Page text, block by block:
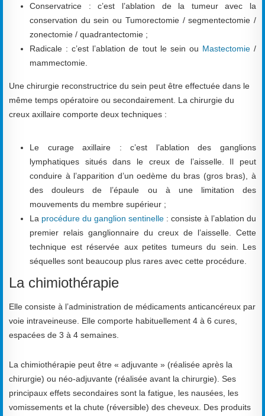
Conservatrice : c’est l’ablation de la tumeur avec la
conservation du sein ou Tumorectomie / segmentectomie /
zonectomie / quadrantectomie ;
Radicale : c’est l’ablation de tout le sein ou Mastectomie/
mammectomie.
Une chirurgie reconstructrice du sein peut être effectuée dans le
même temps opératoire ou secondairement. La chirurgie du
creux axillaire comporte deux techniques :
Le curage axillaire : c’est l’ablation des ganglions
lymphatiques situés dans le creux de l’aisselle. Il peut
conduire à l’apparition d’un oedème du bras (gros bras), à
des douleurs de l’épaule ou à une limitation des
mouvements du membre supérieur ;
La procédure du ganglion sentinelle : consiste à l’ablation du
premier relais ganglionnaire du creux de l’aisselle. Cette
technique est réservée aux petites tumeurs du sein. Les
séquelles sont beaucoup plus rares avec cette procédure.
La chimiothérapie
Elle consiste à l’administration de médicaments anticancéreux par
voie intraveineuse. Elle comporte habituellement 4 à 6 cures,
espacées de 3 à 4 semaines.
La chimiothérapie peut être « adjuvante » (réalisée après la
chirurgie) ou néo-adjuvante (réalisée avant la chirurgie). Ses
principaux effets secondaires sont la fatigue, les nausées, les
vomissements et la chute (réversible) des cheveux. Des produits